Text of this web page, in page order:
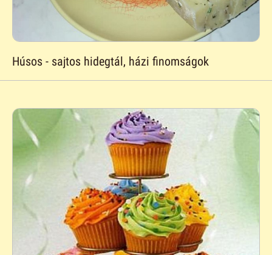
Húsos - sajtos hidegtál, házi finomságok